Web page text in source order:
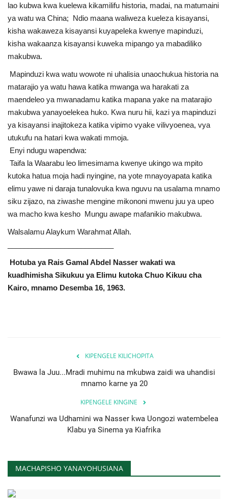
lao kubwa kwa kuelewa kikamilifu historia, madai, na matumaini
ya watu wa China; Ndio maana waliweza kueleza kisayansi,
kisha wakaweza kisayansi kuyapeleka kwenye mapinduzi,
kisha wakaanza kisayansi kuweka mipango ya mabadiliko
makubwa.
Mapinduzi kwa watu wowote ni uhalisia unaochukua historia na
matarajio ya watu hawa katika mwanga wa harakati za
maendeleo ya mwanadamu katika mapana yake na matarajio
makubwa yanayoelekea huko. Kwa nuru hii, kazi ya mapinduzi
ya kisayansi inajitokeza katika vipimo vyake vilivyoenea, vya
utukufu na hatari kwa wakati mmoja.
Enyi ndugu wapendwa:
Taifa la Waarabu leo ​​limesimama kwenye ukingo wa mpito
kutoka hatua moja hadi nyingine, na yote mnayoyapata katika
elimu yawe ni daraja tunalovuka kwa nguvu na usalama mnamo
siku zijazo, na ziwashe mengine mikononi mwenu juu ya upeo
wa macho kwa kesho Mungu awape mafanikio makubwa.
Walsalamu Alaykum Warahmat Allah.
Hotuba ya Rais Gamal Abdel Nasser wakati wa
kuadhimisha Sikukuu ya Elimu kutoka Chuo Kikuu cha
Kairo, mnamo Desemba 16, 1963.
KIPENGELE KILICHOPITA
Bwawa la Juu...Mradi muhimu na mkubwa zaidi wa uhandisi
mnamo karne ya 20
KIPENGELE KINGINE
Wanafunzi wa Udhamini wa Nasser kwa Uongozi watembelea
Klabu ya Sinema ya Kiafrika
MACHAPISHO YANAYOHUSIANA